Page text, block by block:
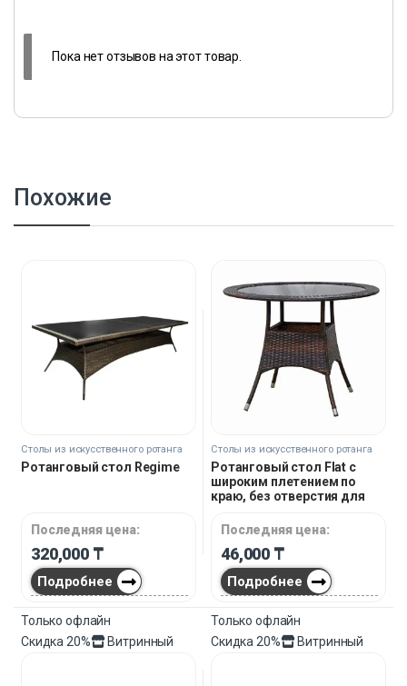
Пока нет отзывов на этот товар.
Похожие
Столы из искусственного ротанга
Ротанговый стол Regime
Последняя цена:
320,000 ₸
Подробнее
Столы из искусственного ротанга
Ротанговый стол Flat с
широким плетением по
краю, без отверстия для
Последняя цена:
46,000 ₸
Подробнее
Только офлайн
Скидка20% Витринный
Только офлайн
Скидка20% Витринный